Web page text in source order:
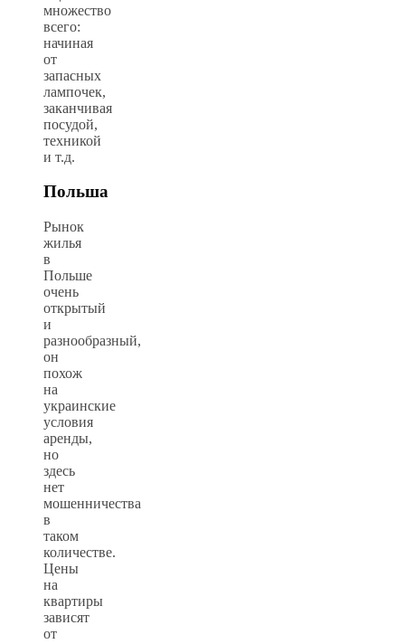
множество
всего:
начиная
от
запасных
лампочек,
заканчивая
посудой,
техникой
и т.д.
Польша
Рынок
жилья
в
Польше
очень
открытый
и
разнообразный,
он
похож
на
украинские
условия
аренды,
но
здесь
нет
мошенничества
в
таком
количестве.
Цены
на
квартиры
зависят
от